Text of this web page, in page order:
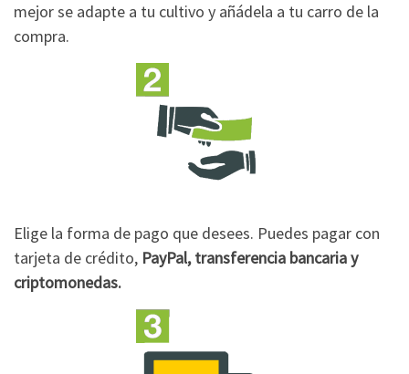
mejor se adapte a tu cultivo y añádela a tu carro de la
compra.
Elige la forma de pago que desees. Puedes pagar con
tarjeta de crédito, PayPal, transferencia bancaria y
criptomonedas.